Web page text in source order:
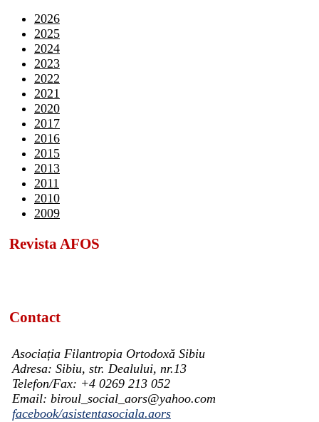
2026
2025
2024
2023
2022
2021
2020
2017
2016
2015
2013
2011
2010
2009
Revista AFOS
Contact
Asociația Filantropia Ortodoxă Sibiu
Adresa: Sibiu, str. Dealului, nr.13
Telefon/Fax: +4 0269 213 052
Email: biroul_social_aors@yahoo.com
facebook/asistentasociala.aors